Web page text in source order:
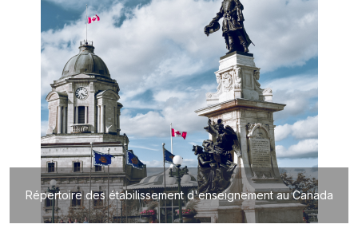
Répertoire des étabilissement d'enseignement au Canada